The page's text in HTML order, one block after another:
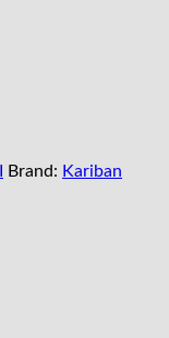
Brand: Kariban